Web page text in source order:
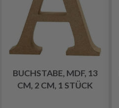
BUCHSTABE, MDF, 13
CM, 2 CM, 1 STÜCK